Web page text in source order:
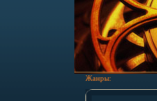
Жанры: